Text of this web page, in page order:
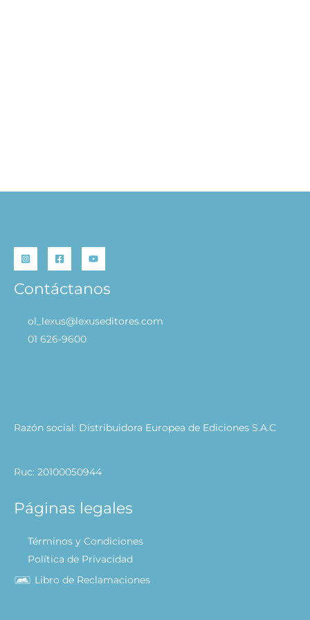
Contáctanos
ol_lexus@lexuseditores.com
01 626-9600
Razón social: Distribuidora Europea de Ediciones S.A.C
Ruc: 20100050944
Páginas legales
Términos y Condiciones
Política de Privacidad
Libro de Reclamaciones